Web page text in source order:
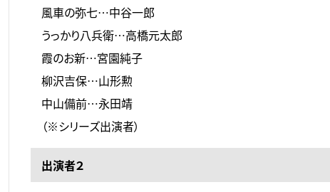
風車の弥七…中谷一郎
うっかり八兵衛…高橋元太郎
霞のお新…宮園純子
柳沢吉保…山形勲
中山備前…永田靖
（※シリーズ出演者）
出演者２